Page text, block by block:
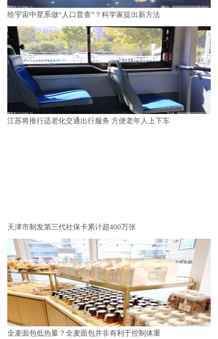
给宇宙中星系做“人口普查”？科学家提出新方法
江苏将推行适老化交通出行服务 方便老年人上下车
天津市制发第三代社保卡累计超400万张
全麦面包低热量？全麦面包并非有利于控制体重